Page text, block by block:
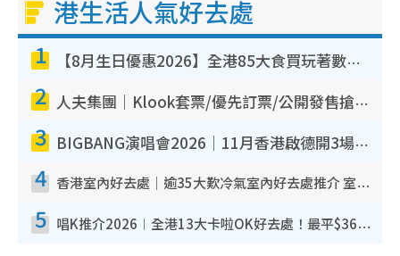
港生活人氣好去處
1 【8月生日優惠2026】全港85大食買玩著數攻略 自助餐/火鍋放題同行免費＋誠品/DONKI送現金券
2 人夫集團｜Klook套票/優先訂票/公開發售搶飛攻略！附票價.購票連結.場地座位表
3 BIGBANG演唱會2026｜11月香港啟德開3場！實名制VIP申請、優先購票攻略
4 香港室內好去處｜逾35大歎冷氣室內好去處推介 室內活動免費避雨無懼落雨
5 唱K推介2026︱全港13大卡啦OK好去處！最平$36起 日文K都有！(附地址+收費詳情)